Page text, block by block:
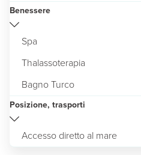
Benessere
Spa
Thalassoterapia
Bagno Turco
Posizione, trasporti
Accesso diretto al mare